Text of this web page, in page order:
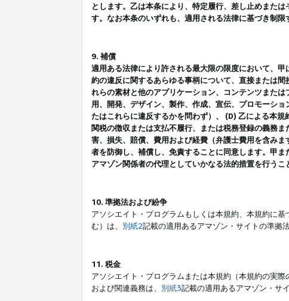
とします。乙は本条により、特定履行、差し止めまた
す。なお本条のいずれも、適用される法律に基づき制
9. 補償
適用ある法律により許される最大限の限度において、
約の違反に関するあらゆる事柄について、直接または
れらの素材と他のアプリケーション、コンテンツまた
用、開発、デザイン、製作、作成、宣伝、プロモーシ
たはこれらに違反するかを問わず）、 (D) 乙による本
関税の徴収または支払不履行、または税務登録の義務
害、損失、賠償、費用および経費（弁護士費用を含み
者を防御し、補償し、免責することに同意します。甲
アマゾン関係者の代理としていかなる法的措置を行うこ
10. 準拠法および紛争
アソシエイト・プログラムもしくは本規約、本規約に
む）は、 別紙2記載の適用あるアマゾン・サイトの準拠
11. 税金
アソシエイト・プログラムまたは本規約（本規約の実
および関連義務は、 別紙3記載の適用あるアマゾン・サ